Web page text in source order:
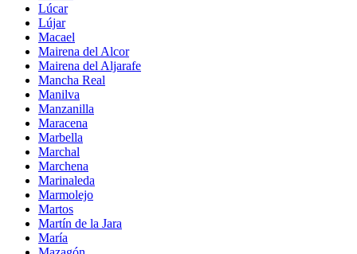
Lúcar
Lújar
Macael
Mairena del Alcor
Mairena del Aljarafe
Mancha Real
Manilva
Manzanilla
Maracena
Marbella
Marchal
Marchena
Marinaleda
Marmolejo
Martos
Martín de la Jara
María